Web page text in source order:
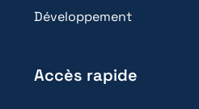
Développement
Accès rapide